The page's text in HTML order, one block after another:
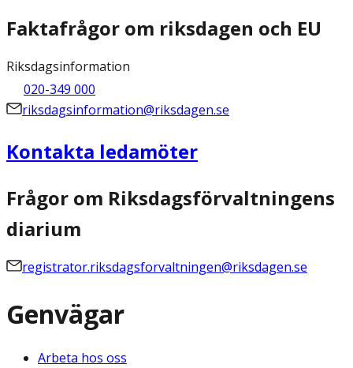
Faktafrågor om riksdagen och EU
Riksdagsinformation
020-349 000
riksdagsinformation@riksdagen.se
Kontakta ledamöter
Frågor om Riksdagsförvaltningens
diarium
registrator.riksdagsforvaltningen@riksdagen.se
Genvägar
Arbeta hos oss